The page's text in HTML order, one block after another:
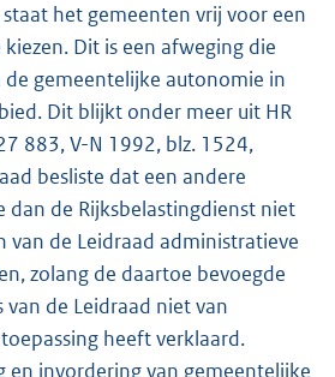
het gemeenten vrij voor een
Dit is een afweging die
gemeentelijke autonomie in
Dit blijkt onder meer uit HR
883, V-N 1992, blz. 1524,
besliste dat een andere
dan de Rijksbelastingdienst niet
van de Leidraad administratieve
zolang de daartoe bevoegde
van de Leidraad niet van
heeft verklaard.
en invordering van gemeentelijke